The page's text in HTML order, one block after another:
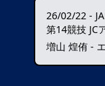
26/02/22 -
第14競技 JC
増山 煌侑 -